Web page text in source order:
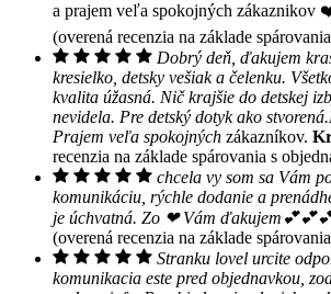
a prajem veľa spokojných zákaznikov
(overená recenzia na základe
Dobrý deň, ďakujem
kresielko, detsky vešiak a čelenku.
kvalita úžasná. Nič krajšie do detskej
nevidela. Pre detský dotyk ako
Prajem veľa spokojných zákazníkov.
recenzia na základe spárovania s
chcela vy som sa Vám
komunikáciu, rýchle dodanie a
je úchvatná. Zo ❤ Vám
(overená recenzia na základe
Stranku lovel urcite
komunikacia este pred objednavkou,